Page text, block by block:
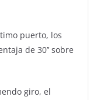
puerto, los
de 30’’ sobre
giro, el